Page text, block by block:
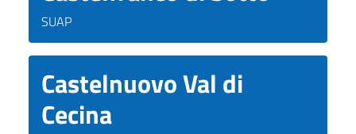
SUAP
Castelnuovo Val di
Cecina